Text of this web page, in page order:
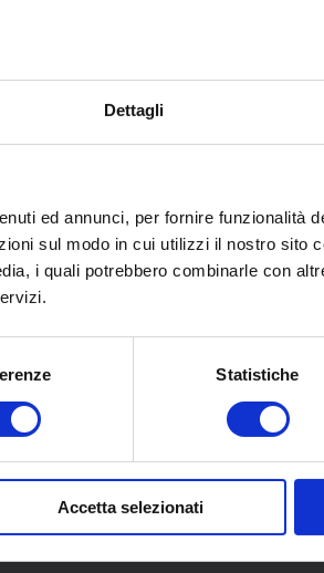
Dettagli
ed annunci, per fornire funzionalità
sul modo in cui utilizzi il nostro sito
i quali potrebbero combinarle con
Statistiche
Accetta selezionatiCOLLABORAZIONI